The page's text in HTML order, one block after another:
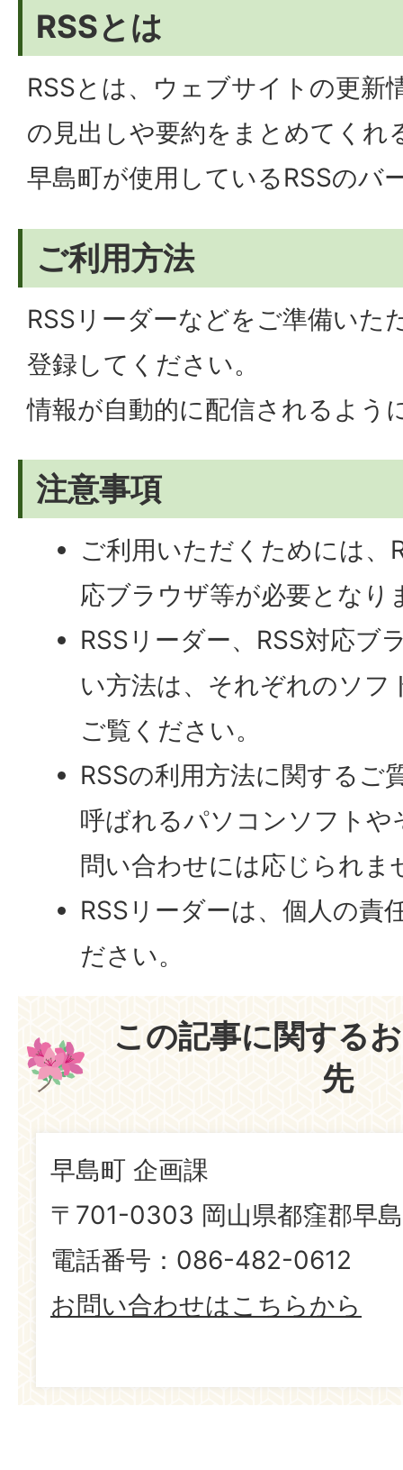
RSSとは
RSSとは、ウェブサイトの更新
の見出しや要約をまとめてくれ
早島町が使用しているRSSのバ
ご利用方法
RSSリーダーなどをご準備いた
登録してください。
情報が自動的に配信されるよう
注意事項
ご利用いただくためには、
応ブラウザ等が必要となり
RSSリーダー、RSS対応ブ
い方法は、それぞれのソフ
ご覧ください。
RSSの利用方法に関するご
呼ばれるパソコンソフト
問い合わせには応じられま
RSSリーダーは、個人の責
ださい。
この記事に関する
先
早島町 企画課
〒701-0303 岡山県都窪郡早
電話番号：086-482-0612
お問い合わせはこちらから